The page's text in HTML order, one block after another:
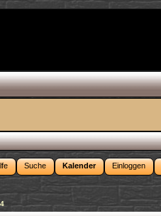
Suche Kalender Einloggen